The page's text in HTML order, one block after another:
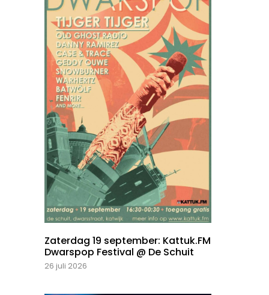
Zaterdag 19 september: Kattuk.FM
Dwarspop Festival @ De Schuit
26 juli 2026